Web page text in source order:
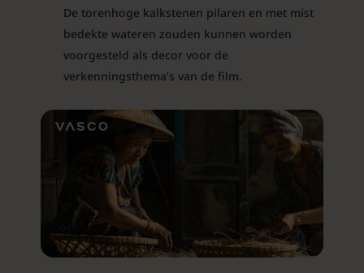
De torenhoge kalkstenen pilaren en met mist
bedekte wateren zouden kunnen worden
voorgesteld als decor voor de
verkenningsthema’s van de film.